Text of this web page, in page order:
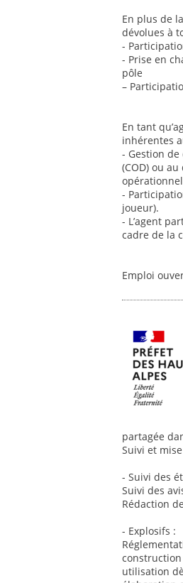
En plus de
dévolues à
-
- Prise en
pôle
–
En tant
inhérentes
- Gestion
(COD) ou
opérationnel
-
joueur).
- L’agent
cadre de la
Emploi
partagée
Suivi et
- Suivi des
Suivi des
Rédaction
- Explosifs :
construction
utilisation